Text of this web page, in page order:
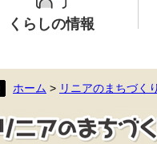
くらしの情報
ニ
ュ
ー
ホーム > リニアのまちづく